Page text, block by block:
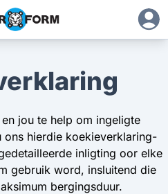
jou te help om ingeligte
ons hierdie koekieverklaring-
inligting oor elke
gebruik word, insluitend die
bergingsduur.